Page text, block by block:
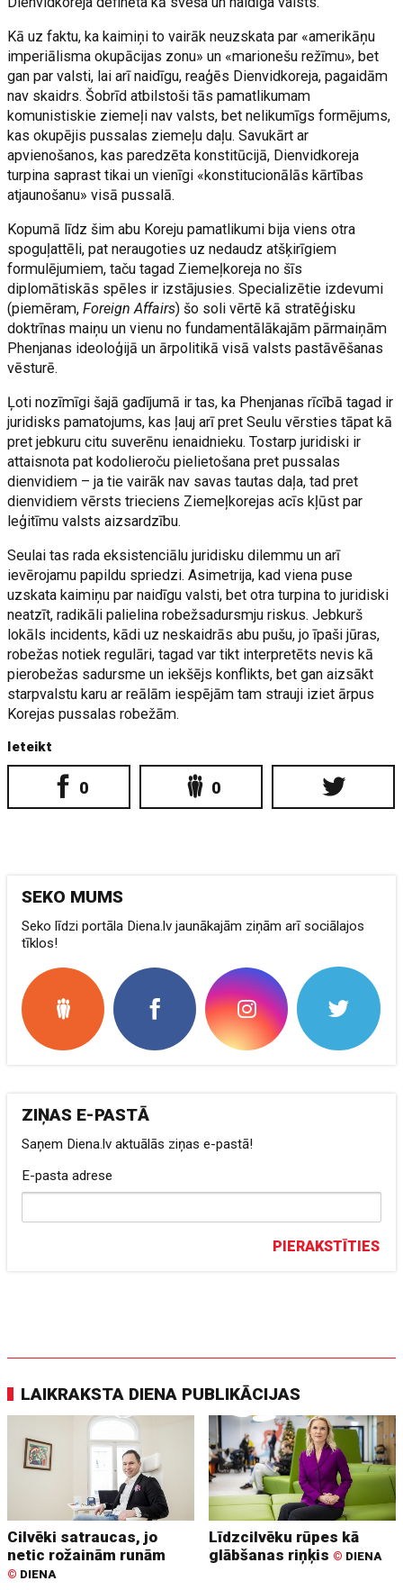
Kā uz faktu, ka kaimiņi to vairāk neuzskata par «amerikāņu
imperiālisma okupācijas zonu» un «marionešu režīmu», bet
gan par valsti, lai arī naidīgu, reaģēs Dienvidkoreja, pagaidām
nav skaidrs. Šobrīd atbilstoši tās pamatlikumam
komunistiskie ziemeļi nav valsts, bet nelikumīgs formējums,
kas okupējis pussalas ziemeļu daļu. Savukārt ar
apvienošanos, kas paredzēta konstitūcijā, Dienvidkoreja
turpina saprast tikai un vienīgi «konstitucionālās kārtības
atjaunošanu» visā pussalā.
Kopumā līdz šim abu Koreju pamatlikumi bija viens otra
spoguļattēli, pat neraugoties uz nedaudz atšķirīgiem
formulējumiem, taču tagad Ziemeļkoreja no šīs
diplomātiskās spēles ir izstājusies. Specializētie izdevumi
(piemēram,Foreign Affairs) šo soli vērtē kā stratēģisku
doktrīnas maiņu un vienu no fundamentālākajām pārmaiņām
Phenjanas ideoloģijā un ārpolitikā visā valsts pastāvēšanas
vēsturē.
Ļoti nozīmīgi šajā gadījumā ir tas, ka Phenjanas rīcībā tagad ir
juridisks pamatojums, kas ļauj arī pret Seulu vērsties tāpat kā
pret jebkuru citu suverēnu ienaidnieku. Tostarp juridiski ir
attaisnota pat kodolieroču pielietošana pret pussalas
dienvidiem – ja tie vairāk nav savas tautas daļa, tad pret
dienvidiem vērsts trieciens Ziemeļkorejas acīs kļūst par
leģitīmu valsts aizsardzību.
Seulai tas rada eksistenciālu juridisku dilemmu un arī
ievērojamu papildu spriedzi. Asimetrija, kad viena puse
uzskata kaimiņu par naidīgu valsti, bet otra turpina to juridiski
neatzīt, radikāli palielina robežsadursmju riskus. Jebkurš
lokāls incidents, kādi uz neskaidrās abu pušu, jo īpaši jūras,
robežas notiek regulāri, tagad var tikt interpretēts nevis kā
pierobežas sadursme un iekšējs konflikts, bet gan aizsākt
starpvalstu karu ar reālām iespējām tam strauji iziet ārpus
Korejas pussalas robežām.
Ieteikt
0 0
SEKO MUMS
Seko līdzi portāla Diena.lv jaunākajām ziņām arī sociālajos
tīklos!
ZIŅAS E-PASTĀ
Saņem Diena.lv aktuālās ziņas e-pastā!
E-pasta adrese
PIERAKSTĪTIES
LAIKRAKSTA DIENA PUBLIKĀCIJAS
Cilvēki satraucas, jo
netic rožainām runām
© DIENA
Līdzcilvēku rūpes kā
glābšanas riņķis © DIENA